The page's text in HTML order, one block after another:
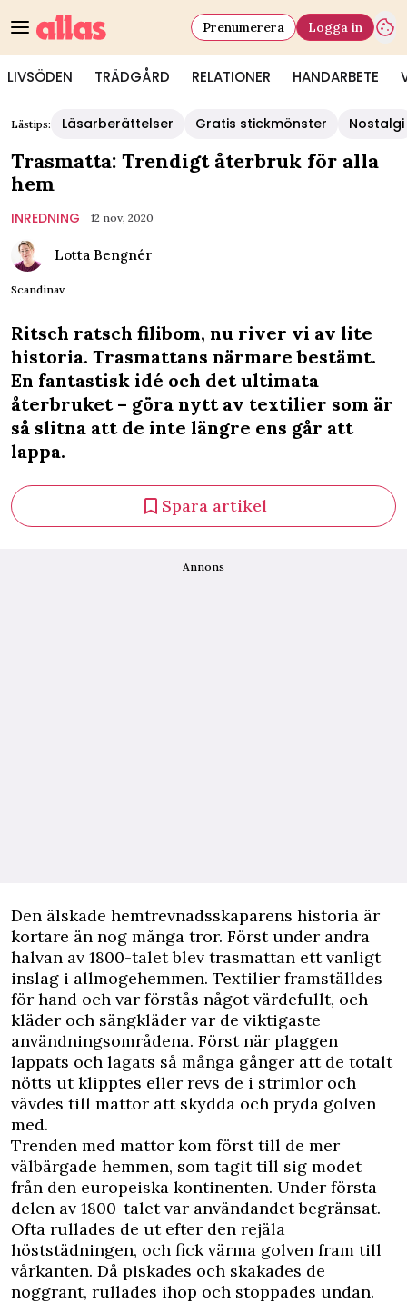
LIVSÖDEN TRÄDGÅRD RELATIONER HANDARBETE
Prenumerera Logga in
Lästips: Läsarberättelser Gratis stickmönster Nostalgi
Trasmatta: Trendigt återbruk för alla
hem
INREDNING 12 nov, 2020
Lotta Bengnér
Scandinav
Ritsch ratsch filibom, nu river vi av lite
historia. Trasmattans närmare bestämt.
En fantastisk idé och det ultimata
återbruket – göra nytt av textilier som är
så slitna att de inte längre ens går att
lappa.
Spara artikel
Annons
Den älskade hemtrevnadsskaparens historia är
kortare än nog många tror. Först under andra
halvan av 1800-talet blev trasmattan ett vanligt
inslag i allmogehemmen. Textilier framställdes
för hand och var förstås något värdefullt, och
kläder och sängkläder var de viktigaste
användningsområdena. Först när plaggen
lappats och lagats så många gånger att de totalt
nötts ut klipptes eller revs de i strimlor och
vävdes till mattor att skydda och pryda golven
med.
Trenden med mattor kom först till de mer
välbärgade hemmen, som tagit till sig modet
från den europeiska kontinenten. Under första
delen av 1800-talet var användandet begränsat.
Ofta rullades de ut efter den rejäla
höststädningen, och fick värma golven fram till
vårkanten. Då piskades och skakades de
noggrant, rullades ihop och stoppades undan.